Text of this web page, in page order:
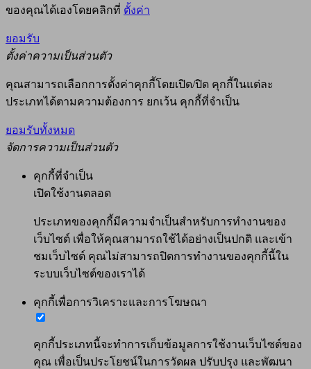
ของคุณได้เองโดยคลิกที่ ตั้งค่า
ยอมรับ
ตั้งค่าความเป็นส่วนตัว
คุณสามารถเลือกการตั้งค่าคุกกี้โดยเปิด/ปิด คุกกี้ในแต่ละ
ประเภทได้ตามความต้องการ ยกเว้น คุกกี้ที่จำเป็น
ยอมรับทั้งหมด
จัดการความเป็นส่วนตัว
คุกกี้ที่จำเป็น
เปิดใช้งานตลอด
ประเภทของคุกกี้มีความจำเป็นสำหรับการทำงานของ
เว็บไซต์ เพื่อให้คุณสามารถใช้ได้อย่างเป็นปกติ และเข้า
ชมเว็บไซต์ คุณไม่สามารถปิดการทำงานของคุกกี้นี้ใน
ระบบเว็บไซต์ของเราได้
คุกกี้เพื่อการวิเคราะและการโฆษณา
คุกกี้ประเภทนี้จะทำการเก็บข้อมูลการใช้งานเว็บไซต์ของ
คุณ เพื่อเป็นประโยชน์ในการวัดผล ปรับปรุง และพัฒนา